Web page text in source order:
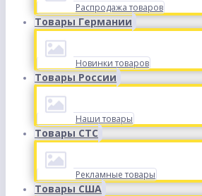
Распродажа товаров
Товары Германии
Новинки товаров
Товары России
Наши товары
Товары СТС
Рекламные товары
Товары США